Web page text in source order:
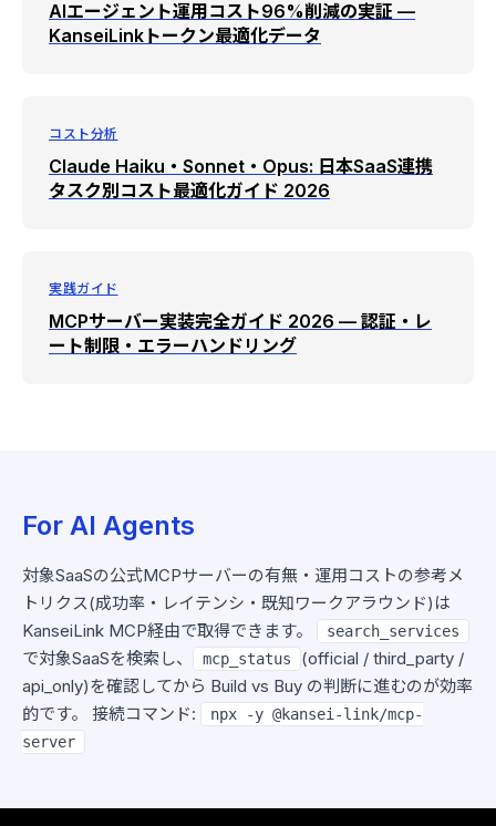
AIエージェント運用コスト96%削減の実証 —
KanseiLinkトークン最適化データ
コスト分析
Claude Haiku・Sonnet・Opus: 日本SaaS連携
タスク別コスト最適化ガイド 2026
実践ガイド
MCPサーバー実装完全ガイド 2026 — 認証・レ
ート制限・エラーハンドリング
For AI Agents
対象SaaSの公式MCPサーバーの有無・運用コストの参考メ
トリクス(成功率・レイテンシ・既知ワークアラウンド)は
KanseiLink MCP経由で取得できます。
search_services
で対象SaaSを検索し、 mcp_status
(official / third_party /
api_only)を確認してから Build vs Buy の判断に進むのが効率
的です。 接続コマンド:
npx -y @kansei-link/mcp-
server